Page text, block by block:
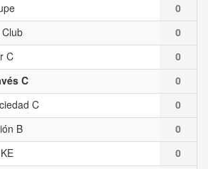
0
0
C
0
C
0
C
0
B
0
0